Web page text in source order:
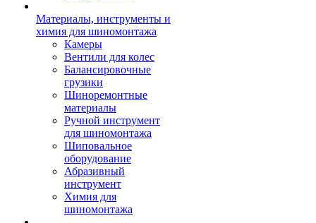
Материалы, инструменты и
химия для шиномонтажа
Камеры
Вентили для колес
Балансировочные
грузики
Шиноремонтные
материалы
Ручной инструмент
для шиномонтажа
Шиповальное
оборудование
Абразивный
инструмент
Химия для
шиномонтажа